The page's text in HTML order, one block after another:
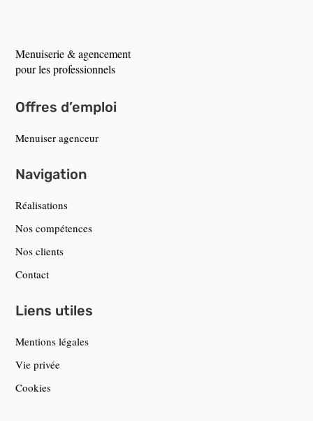
Menuiserie & agencement
pour les professionnels
Offres d’emploi
Menuiser agenceur
Navigation
Réalisations
Nos compétences
Nos clients
Contact
Liens utiles
Mentions légales
Vie privée
Cookies